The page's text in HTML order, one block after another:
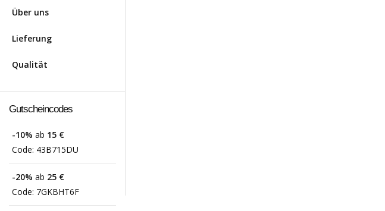
Über uns
Lieferung
Qualität
Gutscheincodes
-10% ab 15 €
Code: 43B715DU
-20% ab 25 €
Code: 7GKBHT6F